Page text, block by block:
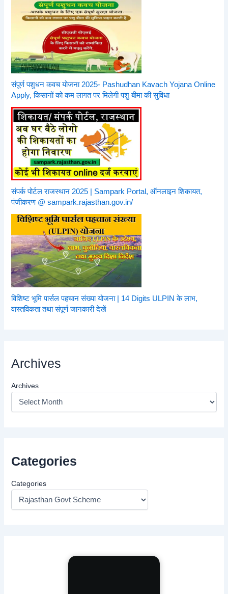
संपूर्ण पशुधन कवच योजना 2025- Pashudhan Kavach Yojana Online
Apply, किसानों को कम लागत पर मिलेगी पशु बीमा की सुविधा
संपर्क पोर्टल राजस्थान 2025 | Sampark Portal, ऑनलाइन शिकायत,
पंजीकरण @ sampark.rajasthan.gov.in/
विशिष्ट भूमि पार्सल पहचान संख्या योजना | 14 Digits ULPIN के लाभ,
वास्तविकता तथा संपूर्ण जानकारी देखें
Archives
Archives
Categories
Categories